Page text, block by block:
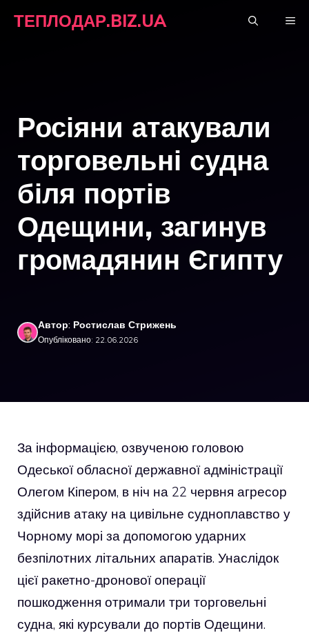
ТЕПЛОДАР.BIZ.UA
Росіяни атакували
торговельні судна
біля портів
Одещини, загинув
громадянин Єгипту
Автор: Ростислав Стрижень
Опубліковано: 22.06.2026
За інформацією, озвученою головою
Одеської обласної державної адміністрації
Олегом Кіпером, в ніч на 22 червня агресор
здійснив атаку на цивільне судноплавство у
Чорному морі за допомогою ударних
безпілотних літальних апаратів. Унаслідок
цієї ракетно-дронової операції
пошкодження отримали три торговельні
судна, які курсували до портів Одещини.